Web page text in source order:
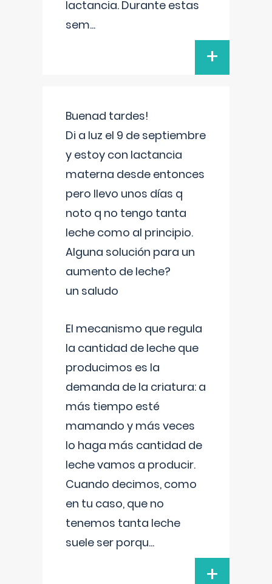
lactancia. Durante estas
sem...
+
Buenad tardes!
Di a luz el 9 de septiembre
y estoy con lactancia
materna desde entonces
pero llevo unos días q
noto q no tengo tanta
leche como al principio.
Alguna solución para un
aumento de leche?
un saludo
El mecanismo que regula
la cantidad de leche que
producimos es la
demanda de la criatura: a
más tiempo esté
mamando y más veces
lo haga más cantidad de
leche vamos a producir.
Cuando decimos, como
en tu caso, que no
tenemos tanta leche
suele ser porqu...
+